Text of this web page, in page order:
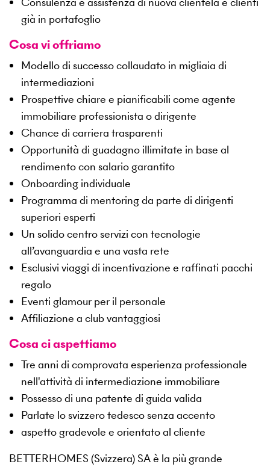
già in portafoglio
Cosa vi offriamo
Modello di successo collaudato in migliaia di
intermediazioni
Prospettive chiare e pianificabili come agente
immobiliare professionista o dirigente
Chance di carriera trasparenti
Opportunità di guadagno illimitate in base al
rendimento con salario garantito
Onboarding individuale
Programma di mentoring da parte di dirigenti
superiori esperti
Un solido centro servizi con tecnologie
all’avanguardia e una vasta rete
Esclusivi viaggi di incentivazione e raffinati pacchi
regalo
Eventi glamour per il personale
Affiliazione a club vantaggiosi
Cosa ci aspettiamo
Tre anni di comprovata esperienza professionale
nell'attività di intermediazione immobiliare
Possesso di una patente di guida valida
Parlate lo svizzero tedesco senza accento
aspetto gradevole e orientato al cliente
BETTERHOMES (Svizzera) SA è la più grande